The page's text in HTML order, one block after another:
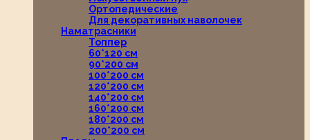
Ортопедические
Для декоративных наволочек
Наматрасники
Топпер
60*120 см
90*200 см
100*200 см
120*200 см
140*200 см
160*200 см
180*200 см
200*200 см